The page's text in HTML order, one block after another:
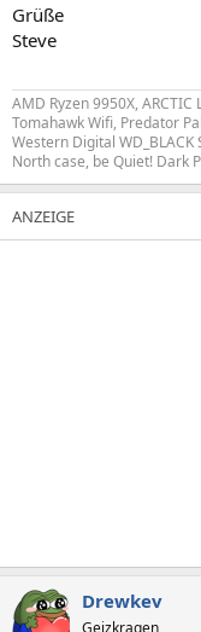
Grüße
Steve
AMD Ryzen 9950X,
Tomahawk Wifi, Predator
Western Digital WD_BLACK
North case, be Quiet! Dark
Drewkev
Geizkragen